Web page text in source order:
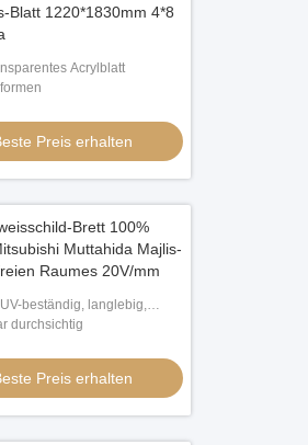
Blatt 1220*1830mm 4*8
Acrylblatt
Preis erhalten
Brett 100%
Muttahida Majlis-
Raumes 20V/mm
beständig, langlebig,
bedruckbar
durchsichtig
Preis erhalten